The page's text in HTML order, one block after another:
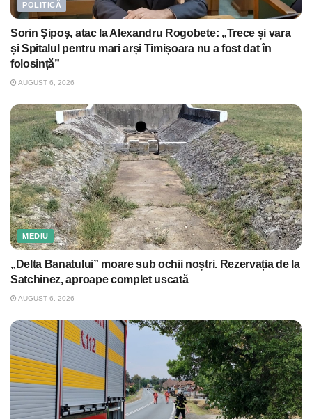
POLITICĂ
Sorin Şipoş, atac la Alexandru Rogobete: „Trece și vara
și Spitalul pentru mari arși Timișoara nu a fost dat în
folosință”
AUGUST 6, 2026
MEDIU
„Delta Banatului” moare sub ochii noștri. Rezervația de la
Satchinez, aproape complet uscată
AUGUST 6, 2026